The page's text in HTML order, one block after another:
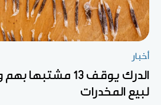
أخبار
الدرك يوقف 13
لبيع المخدرات